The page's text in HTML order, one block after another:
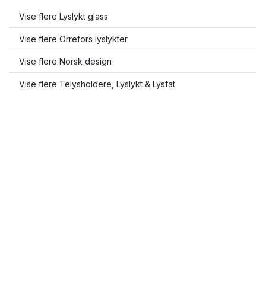
Vise flere Lyslykt glass
Vise flere Orrefors lyslykter
Vise flere Norsk design
Vise flere Telysholdere, Lyslykt & Lysfat